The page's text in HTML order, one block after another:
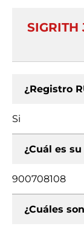
SIGRITH
¿Registro
Si
¿Cuál es su
900708108
¿Cuáles